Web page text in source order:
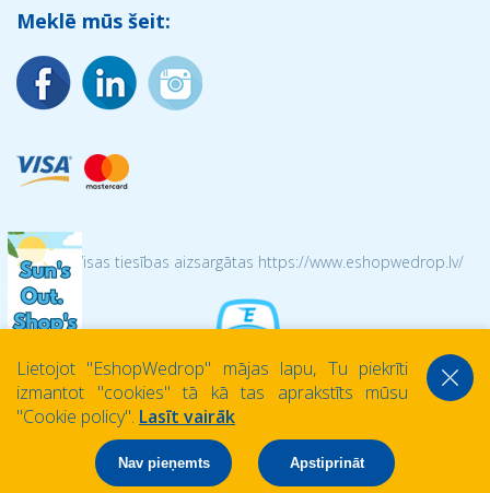
Meklē mūs šeit:
© 2026 Visas tiesības aizsargātas https://www.eshopwedrop.lv/
Lietojot ''EshopWedrop'' mājas lapu, Tu piekrīti
izmantot ''cookies'' tā kā tas aprakstīts mūsu
''Cookie policy''. Lasīt vairāk
Nav pieņemts Apstiprināt